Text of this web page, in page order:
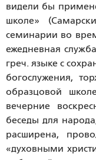
видели бы
школе»
семинарии во
ежедневная
греч. языке с
богослужения,
образцовой
вечерние
беседы для
расширена,
«духовными